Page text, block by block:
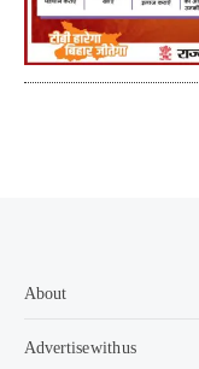
About
Advertise with us